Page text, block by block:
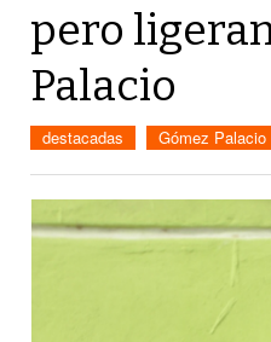
pero
Palacio
destacadas Gómez Palacio